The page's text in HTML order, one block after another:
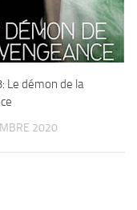
Le démon de la
2020